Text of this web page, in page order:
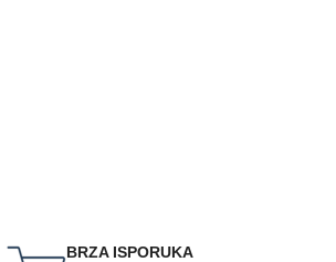
BRZA ISPORUKA